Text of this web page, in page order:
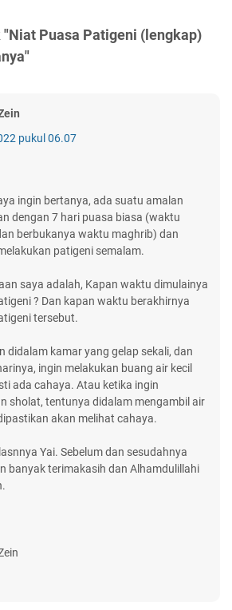
Puasa Patigeni (lengkap)
pukul 06.07
ingin bertanya, ada suatu amalan
dengan 7 hari puasa biasa (waktu
berbukanya waktu maghrib) dan
patigeni semalam.
saya adalah, Kapan waktu dimulainya
? Dan kapan waktu berakhirnya
tersebut.
didalam kamar yang gelap sekali, dan
ingin melakukan buang air kecil
ada cahaya. Atau ketika ingin
sholat, tentunya didalam mengambil air
akan melihat cahaya.
Yai. Sebelum dan sesudahnya
banyak terimakasih dan Alhamdulillahi